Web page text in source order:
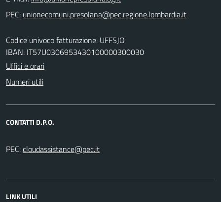
PEC:
Codice univoco fatturazione: UFFSJO
IBAN: IT57U0306953430100000300030
Uffici e orari
Numeri utili
CONTATTI D.P.O.
PEC:
LINK UTILI